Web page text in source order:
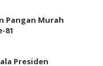
Pangan Murah
81
Presiden